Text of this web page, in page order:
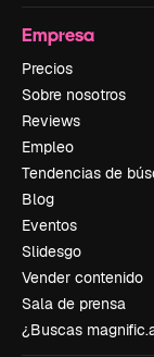
Empresa
Precios
Sobre nosotros
Reviews
Empleo
Tendencias de
Blog
Eventos
Slidesgo
Vender contenido
Sala de prensa
¿Buscas